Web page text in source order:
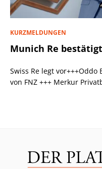
KURZMELDUNGEN
Munich Re
Swiss Re legt
von FNZ +++ Merkur